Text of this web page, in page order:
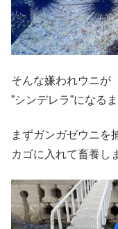
そんな嫌われウニが
”シンデレラ”になる
まずガンガゼウニを
カゴに入れて畜養し